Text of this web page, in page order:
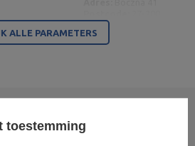
Ulikowski
Stad:Starachowice
Land:
Je e-mailadres:
serwis@marbosport.eu
ALLE PARAMETERS
uw mening
toestemming